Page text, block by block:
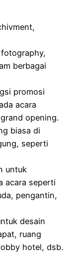
berbagai
promosi
acara
opening.
biasa di
seperti
untuk
acara seperti
pengantin,
desain
ruang
hotel, dsb.